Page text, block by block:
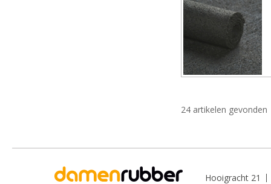
24 artikelen gevonden
Hooigracht 21